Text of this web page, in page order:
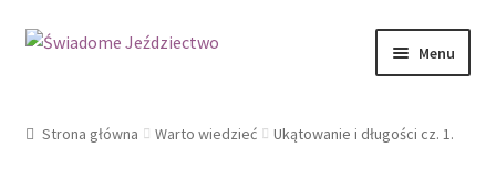
Przejdź
Przejdź
Menu
Strona główna Warto wiedzieć Ukątowanie i długości cz. 1.